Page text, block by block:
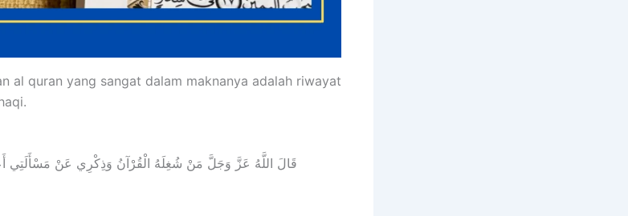
al quran yang sangat dalam maknanya adalah riwayat
قَالَ اللَّهُ عَزَّ وَجَلَّ مَنْ شُغِلَهُ الْقُرْآنُ وَذِكْرِي عَنْ مَسْأَلَتِي